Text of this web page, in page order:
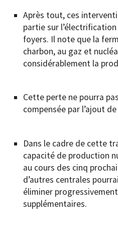
Après tout, ces
partie sur
foyers. Il note que la
charbon, au gaz et
considérablement la
Cette perte ne pourra
compensée par l’ajout
Dans le cadre de cette
capacité de production
au cours des cinq
d’autres centrales
éliminer
supplémentaires.